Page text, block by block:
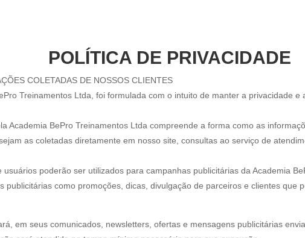
POLÍTICA DE PRIVACIDADE
COLETADAS DE NOSSOS CLIENTES
Treinamentos Ltda, foi formulada com o intuito de manter a privacidade
Academia BePro Treinamentos Ltda compreende a forma como as
as coletadas diretamente em nosso site, consultas ao serviço de
poderão ser utilizados para campanhas publicitárias da Academia
publicitárias como promoções, dicas, divulgação de parceiros e clientes que
em seus comunicados, newsletters, ofertas e mensagens publicitárias